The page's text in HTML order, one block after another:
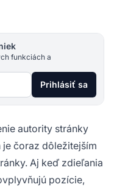
funkciách a
Prihlásiť sa
autority stránky
čoraz dôležitejším
Aj keď zdieľania
pozície,